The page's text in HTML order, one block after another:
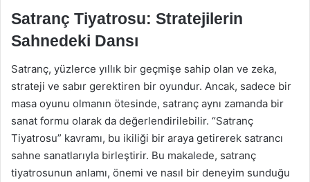
Satranç Tiyatrosu: Stratejilerin
Sahnedeki Dansı
Satranç, yüzlerce yıllık bir geçmişe sahip olan ve zeka,
strateji ve sabır gerektiren bir oyundur. Ancak, sadece bir
masa oyunu olmanın ötesinde, satranç aynı zamanda bir
sanat formu olarak da değerlendirilebilir. “Satranç
Tiyatrosu” kavramı, bu ikiliği bir araya getirerek satrancı
sahne sanatlarıyla birleştirir. Bu makalede, satranç
tiyatrosunun anlamı, önemi ve nasıl bir deneyim sunduğu